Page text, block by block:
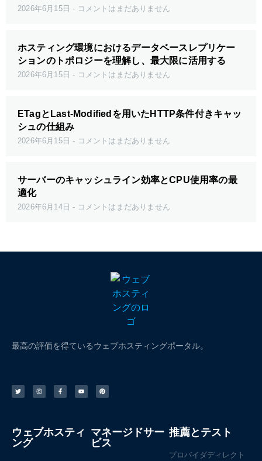
2026年6月15日 コメントはまだありません
ホスティング環境におけるデータベースレプリケー
ションのトポロジーを理解し、最大限に活用する
2026年6月15日 コメントはまだありません
ETagとLast-Modifiedを用いたHTTP条件付きキャッ
シュの仕組み
2026年6月15日 コメントはまだありません
サーバーのキャッシュライン効率とCPU使用率の最
適化
2026年6月14日 コメントはまだありません
最高の評価を得ているウェブホスティングポータル。
ウェブホスティ
ング
マネージドサー
ビス
推薦とテスト
プロバイダディレクト